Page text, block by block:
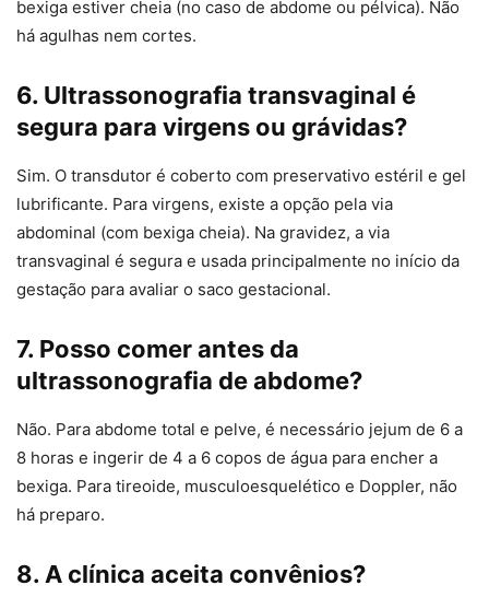
bexiga estiver cheia (no caso de abdome ou pélvica). Não
há agulhas nem cortes.
6. Ultrassonografia transvaginal é
segura para virgens ou grávidas?
Sim. O transdutor é coberto com preservativo estéril e gel
lubrificante. Para virgens, existe a opção pela via
abdominal (com bexiga cheia). Na gravidez, a via
transvaginal é segura e usada principalmente no início da
gestação para avaliar o saco gestacional.
7. Posso comer antes da
ultrassonografia de abdome?
Não. Para abdome total e pelve, é necessário jejum de 6 a
8 horas e ingerir de 4 a 6 copos de água para encher a
bexiga. Para tireoide, musculoesquelético e Doppler, não
há preparo.
8. A clínica aceita convênios?